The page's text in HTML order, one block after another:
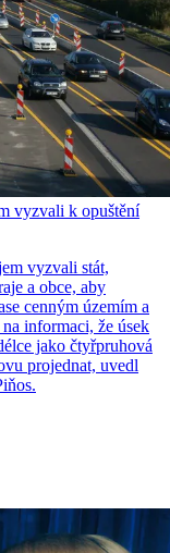
vyzvali k opuštění
vyzvali stát,
a obce, aby
cenným územím a
informaci, že úsek
jako čtyřpruhová
projednat, uvedl